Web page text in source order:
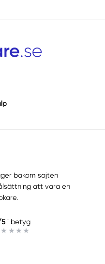
bakom sajten
att vara en
i betyg